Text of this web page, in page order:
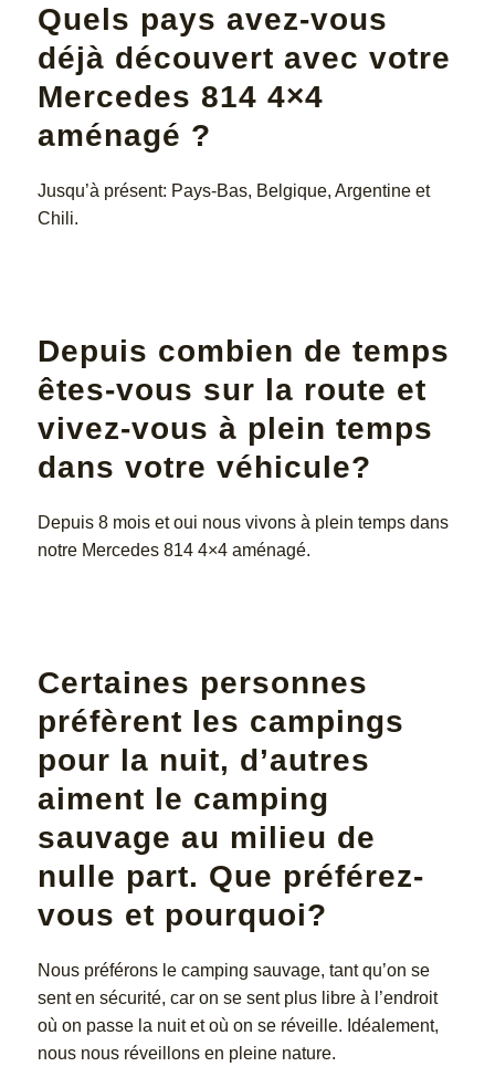
Quels pays avez-vous
déjà découvert avec votre
Mercedes 814 4×4
aménagé ?
Jusqu’à présent: Pays-Bas, Belgique, Argentine et
Chili.
Depuis combien de temps
êtes-vous sur la route et
vivez-vous à plein temps
dans votre véhicule?
Depuis 8 mois et oui nous vivons à plein temps dans
notre Mercedes 814 4×4 aménagé.
Certaines personnes
préfèrent les campings
pour la nuit, d’autres
aiment le camping
sauvage au milieu de
nulle part. Que préférez-
vous et pourquoi?
Nous préférons le camping sauvage, tant qu’on se
sent en sécurité, car on se sent plus libre à l’endroit
où on passe la nuit et où on se réveille. Idéalement,
nous nous réveillons en pleine nature.